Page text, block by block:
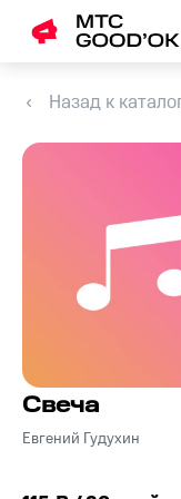
Назад к
Свеча
Евгений Гудухин